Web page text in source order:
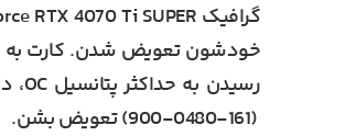
(161-0480-900) تعویض بشن.